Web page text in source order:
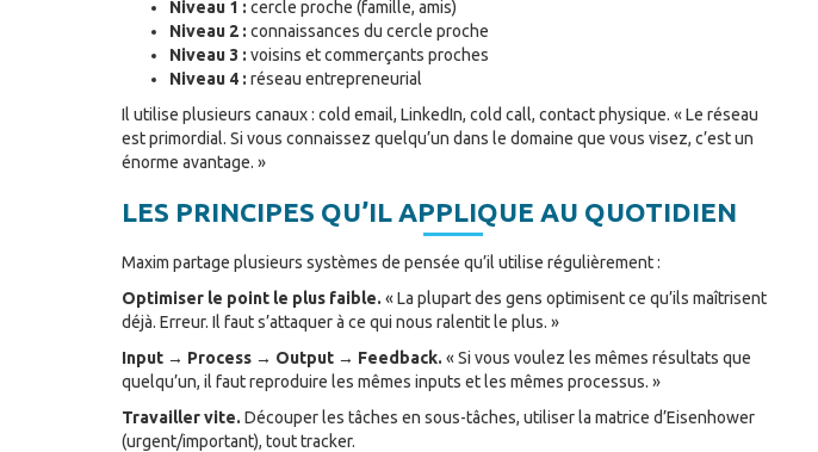
Niveau 1 : cercle proche (famille, amis)
Niveau 2 : connaissances du cercle proche
Niveau 3 : voisins et commerçants proches
Niveau 4 : réseau entrepreneurial
Il utilise plusieurs canaux : cold email, LinkedIn, cold call, contact physique. « Le réseau
est primordial. Si vous connaissez quelqu’un dans le domaine que vous visez, c’est un
énorme avantage. »
LES PRINCIPES QU’IL APPLIQUE AU QUOTIDIEN
Maxim partage plusieurs systèmes de pensée qu’il utilise régulièrement :
Optimiser le point le plus faible. « La plupart des gens optimisent ce qu’ils maîtrisent
déjà. Erreur. Il faut s’attaquer à ce qui nous ralentit le plus. »
Input → Process → Output → Feedback. « Si vous voulez les mêmes résultats que
quelqu’un, il faut reproduire les mêmes inputs et les mêmes processus. »
Travailler vite. Découper les tâches en sous-tâches, utiliser la matrice d’Eisenhower
(urgent/important), tout tracker.